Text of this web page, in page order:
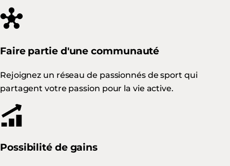
Faire partie d'une communauté
Rejoignez un réseau de passionnés de sport qui
partagent votre passion pour la vie active.
Possibilité de gains